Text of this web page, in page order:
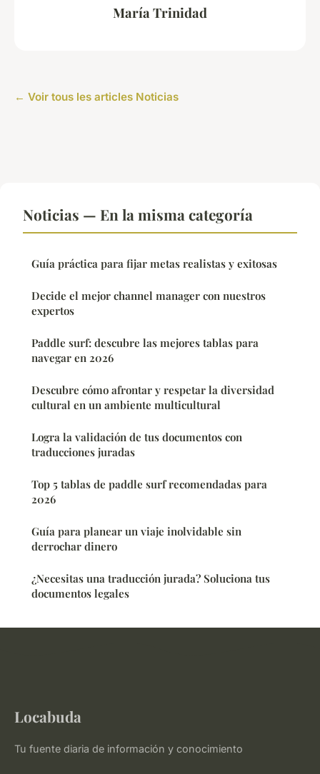
María Trinidad
← Voir tous les articles Noticias
Noticias — En la misma categoría
Guía práctica para fijar metas realistas y exitosas
Decide el mejor channel manager con nuestros
expertos
Paddle surf: descubre las mejores tablas para
navegar en 2026
Descubre cómo afrontar y respetar la diversidad
cultural en un ambiente multicultural
Logra la validación de tus documentos con
traducciones juradas
Top 5 tablas de paddle surf recomendadas para
2026
Guía para planear un viaje inolvidable sin
derrochar dinero
¿Necesitas una traducción jurada? Soluciona tus
documentos legales
Locabuda
Tu fuente diaria de información y conocimiento